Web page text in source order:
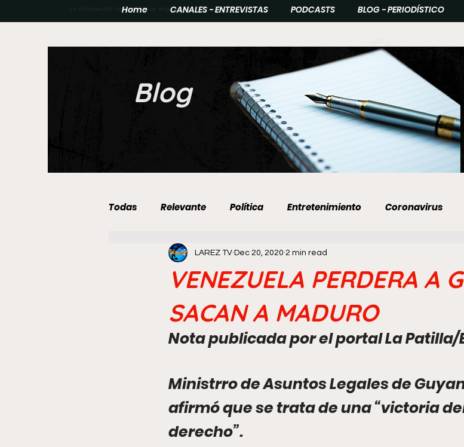
La información tiene distintos ángulos
Home CANALES - ENTREVISTAS PODCASTS BLOG - PERIODÍSTICO
Blog
Todas Relevante Política Entretenimiento Coronavirus
Deportes Curiosidades Ojo Al Día
Hora del Café Categoría sin título Categoría sin título
Primarias de Oposición CONEXIÓN INMOBILIARIA
VENEZUELA PERDERA A
SACAN A MADURO
LAREZ TV Dec 20, 2020 2 min read
Nota publicada por el portal La Patilla/
Ministrro de Asuntos Legales de
afirmó que se trata de una “victoria
derecho”.